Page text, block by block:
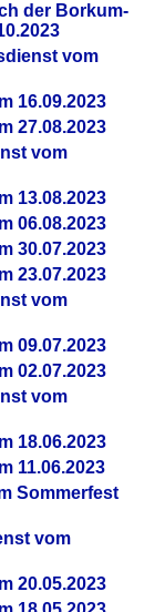
der Borkum-
vom
16.09.2023
27.08.2023
vom
13.08.2023
06.08.2023
30.07.2023
23.07.2023
vom
09.07.2023
02.07.2023
vom
18.06.2023
11.06.2023
Sommerfest
vom
20.05.2023